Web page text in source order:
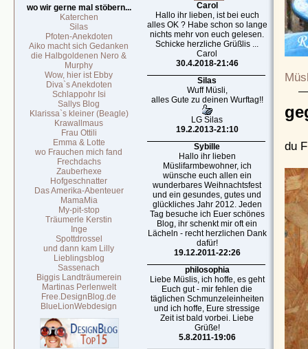
wo wir gerne mal stöbern...
Katerchen
Silas
Pfoten-Anekdoten
Aiko macht sich Gedanken
die Halbgoldenen Nero &
Murphy
Wow, hier ist Ebby
Diva`s Anekdoten
Schlappohr Isi
Sallys Blog
Klarissa`s kleiner (Beagle)
Krawallmaus
Frau Ottili
Emma & Lotte
wo Frauchen mich fand
Frechdachs
Zauberhexe
Hofgeschnatter
Das Amerika-Abenteuer
MamaMia
My-pit-stop
Träumerle Kerstin
Inge
Spottdrossel
und dann kam Lilly
Lieblingsblog
Sassenach
Biggis Landträumerein
Martinas Perlenwelt
Free.DesignBlog.de
BlueLionWebdesign
Carol
Hallo ihr lieben, ist bei euch
alles OK ? Habe schon so lange
nichts mehr von euch gelesen.
Schicke herzliche Grüßlis ...
Carol
30.4.2018-21:46
Silas
Wuff Müsli,
alles Gute zu deinen Wurftag!!
LG Silas
19.2.2013-21:10
Sybille
Hallo ihr lieben
Müslifarmbewohner, ich
wünsche euch allen ein
wunderbares Weihnachtsfest
und ein gesundes, gutes und
glückliches Jahr 2012. Jeden
Tag besuche ich Euer schönes
Blog, ihr schenkt mir oft ein
Lächeln - recht herzlichen Dank
dafür!
19.12.2011-22:26
philosophia
Liebe Müslis, ich hoffe, es geht
Euch gut - mir fehlen die
täglichen Schmunzeleinheiten
und ich hoffe, Eure stressige
Zeit ist bald vorbei. Liebe
Grüße!
5.8.2011-19:06
du